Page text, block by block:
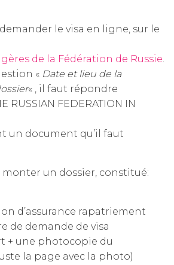
demander le visa en ligne, sur le
de la Fédération de Russie.
« Date et lieu de la
« , il faut répondre
RUSSIAN FEDERATION IN
un document qu’il faut
monter un dossier, constitué:
d’assurance rapatriement
de demande de visa
+ une photocopie du
la page avec la photo)